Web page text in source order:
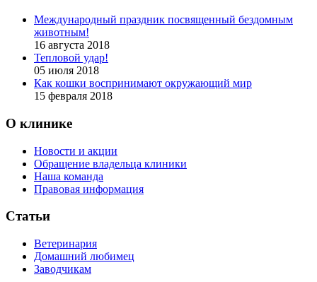
Международный праздник посвященный бездомным
животным!
16 августа 2018
Тепловой удар!
05 июля 2018
Как кошки воспринимают окружающий мир
15 февраля 2018
О клинике
Новости и акции
Обращение владельца клиники
Наша команда
Правовая информация
Статьи
Ветеринария
Домашний любимец
Заводчикам